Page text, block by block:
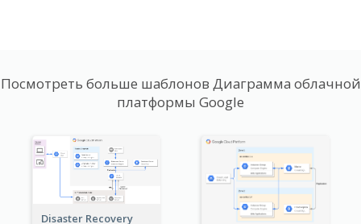
Посмотреть больше шаблонов Диаграмма облачной
платформы Google
Disaster Recovery